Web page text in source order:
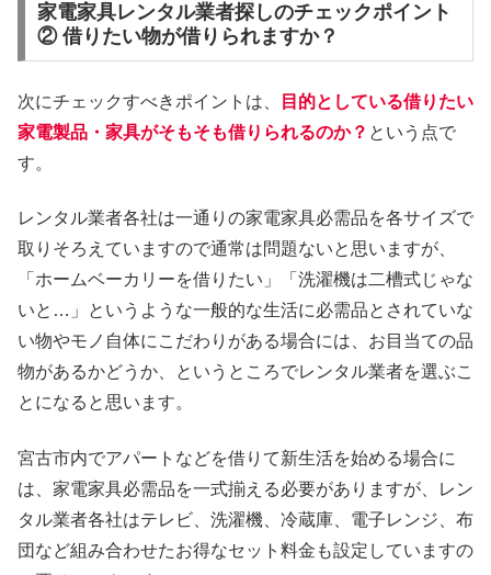
家電家具レンタル業者探しのチェックポイント
② 借りたい物が借りられますか？
次にチェックすべきポイントは、
目的としている借りたい
家電製品・家具がそもそも借りられるのか？ という点で
す。
レンタル業者各社は一通りの家電家具必需品を各サイズで
取りそろえていますので通常は問題ないと思いますが、
「ホームベーカリーを借りたい」「洗濯機は二槽式じゃな
いと…」というような一般的な生活に必需品とされていな
い物やモノ自体にこだわりがある場合には、お目当ての品
物があるかどうか、というところでレンタル業者を選ぶこ
とになると思います。
宮古市内でアパートなどを借りて新生活を始める場合に
は、家電家具必需品を一式揃える必要がありますが、レン
タル業者各社はテレビ、洗濯機、冷蔵庫、電子レンジ、布
団など組み合わせたお得なセット料金も設定していますの